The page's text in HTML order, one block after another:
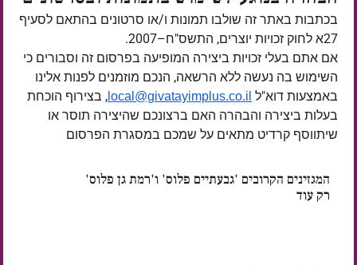
בכתבות באתר זה שולבו תמונות ו/או סרטונים בהתאם לסעיף
27א לחוק זכויות יוצרים, התשס"ח–2007.
אם אתם בעלי זכויות ביצירה המופיעה בפרסום זה וסבורים כי
השימוש בה נעשה ללא הרשאה, הנכם מוזמנים לפנות אלינו
באמצעות דוא"ל local@givatayimplus.co.il , בצירוף הוכחת
בעלות ביצירה והבהרה האם ברצונכם שהיצירה תוסר או
שיתווסף קרדיט מתאים על שמכם במסגרת הפרסום
המגזינים הקרובים 'גבעתיים פלוס' ו'רמת גן פלוס'
רק עוד